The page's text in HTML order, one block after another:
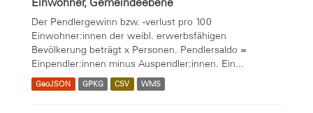
Der Pendlergewinn bzw. -verlust pro 100
Einwohner:innen der weibl. erwerbsfähigen
Bevölkerung beträgt x Personen. Pendlersaldo =
Einpendler:innen minus Auspendler:innen. Ein...
GeoJSON GPKG CSV WMS